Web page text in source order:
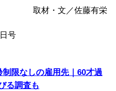
取材・文／佐藤有栄
号
限なしの雇用先｜60才過
る調査も